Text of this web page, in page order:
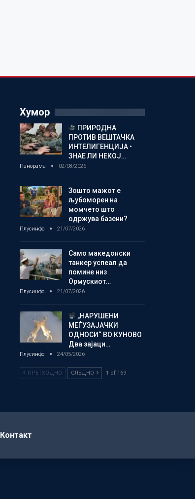
Хумор
ПРИРОДНА
ПРОТИВ ВЕШТАЧКА
ИНТЕЛИГЕНЦИЈА •
ЗНАЕ ЛИ НЕКОЈ…
Панорама 02/08/2026
Зошто мажот е
љубоморен на
момчето што
одржува базени?
Плусинфо 21/07/2026
Само македонски
танкер успеал да
помине низ
Ормускиот…
Плусинфо 21/07/2026
„НАРУШЕНИ
МЕЃУЗАЈАЧКИ
ОДНОСИ“ ВО КУНОВО
Два зајаци…
Плусинфо 24/05/2026
ПРЕТХОДНО СЛЕДНО 1 of 169
Контакт